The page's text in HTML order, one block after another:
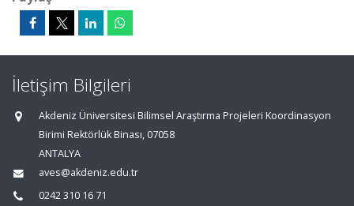
İletişim Bilgileri
Akdeniz Üniversitesi Bilimsel Araştırma Projeleri Koordinasyon
Birimi Rektörlük Binası, 07058
ANTALYA
aves@akdeniz.edu.tr
0242 310 16 71